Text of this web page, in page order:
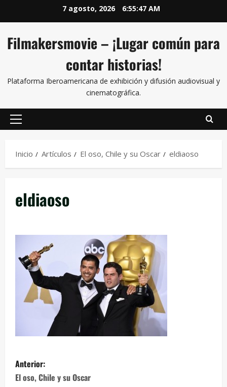
7 agosto, 2026 6:55:47 AM
Filmakersmovie – ¡Lugar común para
contar historias!
Plataforma Iberoamericana de exhibición y difusión audiovisual y
cinematográfica.
Inicio Artículos El oso, Chile y su Oscar eldiaoso
eldiaoso
Anterior:
El oso, Chile y su Oscar